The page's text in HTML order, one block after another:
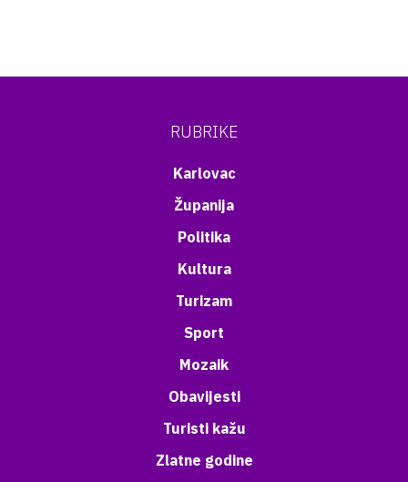
RUBRIKE
Karlovac
Županija
Politika
Kultura
Turizam
Sport
Mozaik
Obavijesti
Turisti kažu
Zlatne godine